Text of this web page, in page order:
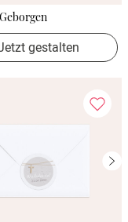
gestalten